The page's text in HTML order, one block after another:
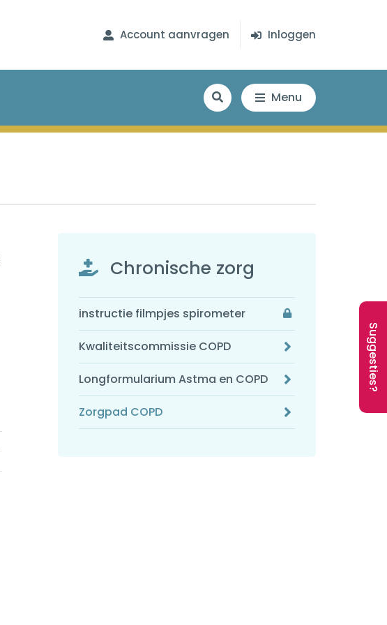
Account aanvragen Inloggen
Menu
Chronische zorg
instructie filmpjes spirometer
Kwaliteitscommissie COPD
Longformularium Astma en COPD
Zorgpad COPD
Suggesties?